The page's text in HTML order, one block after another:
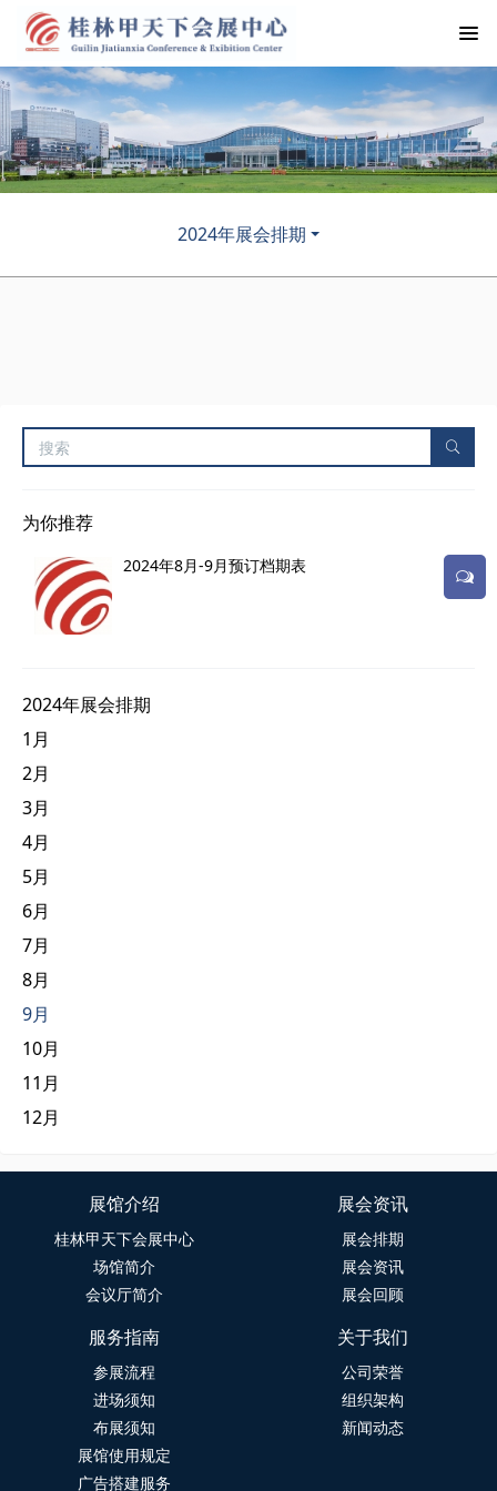
2024年展会排期
为你推荐
2024年8月-9月预订档期表
2024年展会排期
1月
2月
3月
4月
5月
6月
7月
8月
9月
10月
11月
12月
展馆介绍
桂林甲天下会展中心
场馆简介
会议厅简介
展会资讯
展会排期
展会资讯
展会回顾
服务指南
参展流程
进场须知
布展须知
展馆使用规定
广告搭建服务
关于我们
公司荣誉
组织架构
新闻动态